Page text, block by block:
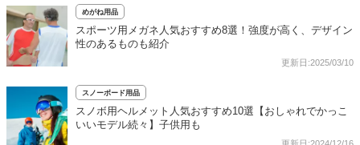
めがね用品
スポーツ用メガネ人気おすすめ8選！強度が高く、デザイン
性のあるものも紹介
更新日:2025/03/10
スノーボード用品
スノボ用ヘルメット人気おすすめ10選【おしゃれでかっこ
いいモデル続々】子供用も